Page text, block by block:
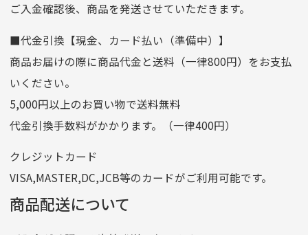
口座番号
0255557
口座名義
株式会社一条
ゆうちょ銀行
ゆうちょ間
記号
14710
他銀行から
店名
四七八（読みヨンナナハチ）
店番
478
ご入金確認後、商品を発送させていただきます。
■代金引換【現金、カード払い（準備中）】
商品お届けの際に商品代金と送料（一律800円）をお支払
いください。
5,000円以上のお買い物で送料無料
代金引換手数料がかかります。（一律400円）
クレジットカード
VISA,MASTER,DC,JCB等のカードがご利用可能です。
商品配送について